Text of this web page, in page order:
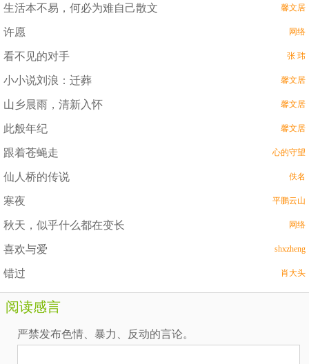
生活本不易，何必为难自己散文 馨文居
许愿 网络
看不见的对手 张 玮
小小说刘浪：迁葬 馨文居
山乡晨雨，清新入怀 馨文居
此般年纪 馨文居
跟着苍蝇走 心的守望
仙人桥的传说 佚名
寒夜 平鹏云山
秋天，似乎什么都在变长 网络
喜欢与爱 shxzheng
错过 肖大头
阅读感言
严禁发布色情、暴力、反动的言论。